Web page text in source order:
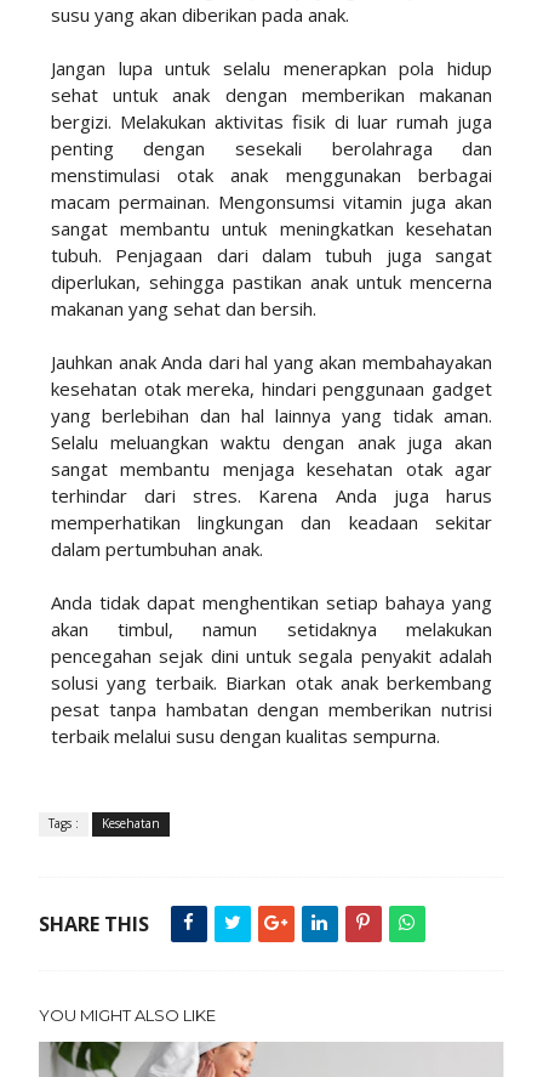
susu yang akan diberikan pada anak.
Jangan lupa untuk selalu menerapkan pola hidup
sehat untuk anak dengan memberikan makanan
bergizi. Melakukan aktivitas fisik di luar rumah juga
penting dengan sesekali berolahraga dan
menstimulasi otak anak menggunakan berbagai
macam permainan. Mengonsumsi vitamin juga akan
sangat membantu untuk meningkatkan kesehatan
tubuh. Penjagaan dari dalam tubuh juga sangat
diperlukan, sehingga pastikan anak untuk mencerna
makanan yang sehat dan bersih.
Jauhkan anak Anda dari hal yang akan membahayakan
kesehatan otak mereka, hindari penggunaan gadget
yang berlebihan dan hal lainnya yang tidak aman.
Selalu meluangkan waktu dengan anak juga akan
sangat membantu menjaga kesehatan otak agar
terhindar dari stres. Karena Anda juga harus
memperhatikan lingkungan dan keadaan sekitar
dalam pertumbuhan anak.
Anda tidak dapat menghentikan setiap bahaya yang
akan timbul, namun setidaknya melakukan
pencegahan sejak dini untuk segala penyakit adalah
solusi yang terbaik. Biarkan otak anak berkembang
pesat tanpa hambatan dengan memberikan nutrisi
terbaik melalui susu dengan kualitas sempurna.
Tags : Kesehatan
SHARE THIS
YOU MIGHT ALSO LIKE